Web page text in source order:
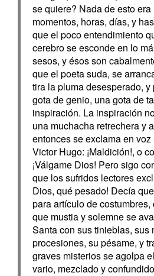
se quiere? Nada de esto
momentos, horas, días, y
que el poco entendimiento
cerebro se esconde en lo
sesos, y ésos son
que el poeta suda, se
tira la pluma desesperado,
gota de genio, una gota de
inspiración. La inspiración
una muchacha retrechera y
entonces se exclama en
Victor Hugo: ¡Maldición!, o
¡Válgame Dios! Pero sigo
que los sufridos lectores
Dios, qué pesado! Decía
para artículo de
que mustia y solemne se
Santa con sus tinieblas, sus
procesiones, su pésame, y
graves misterios se agolpa
vario, mezclado y